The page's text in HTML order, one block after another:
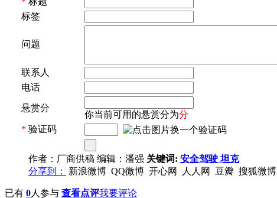
标签
问题
联系人
电话
悬赏分
你当前可用的悬赏分为分
* 验证码
作者：厂商供稿 编辑：潘强 关键词: 安全驾驶坦克
分享到：
新浪微博 QQ微博 开心网 人人网 豆瓣 搜狐微博
已有 0人参与 查看点评我要评论